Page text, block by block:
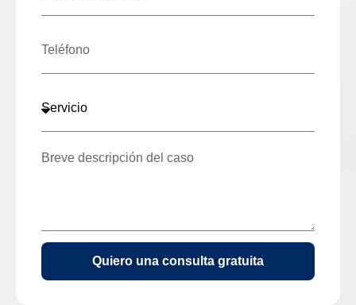
Quiero una consulta gratuita